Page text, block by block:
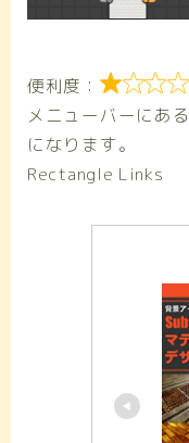
便利度：
メニューバーにあ
になります。
Rectangle Links